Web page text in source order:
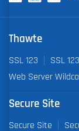
Thawte
SSL 123 SSL
Web Server
Secure Site
Secure Site